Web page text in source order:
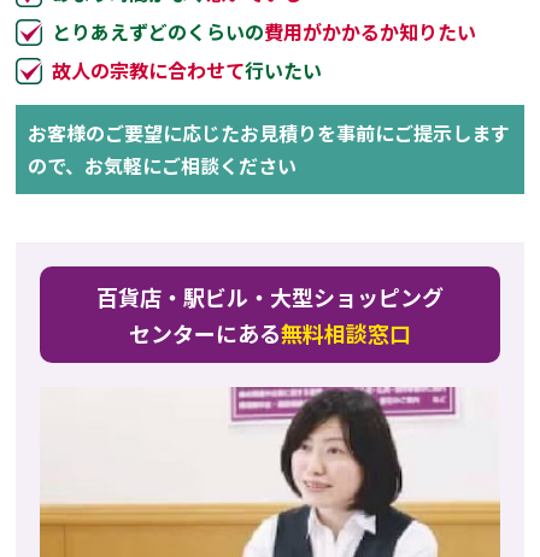
とりあえずどのくらいの費用がかかるか知りたい
故人の宗教に合わせて行いたい
お客様のご要望に応じたお見積りを事前にご提示します
ので、お気軽にご相談ください
百貨店・駅ビル・大型ショッピング
センターにある無料相談窓口